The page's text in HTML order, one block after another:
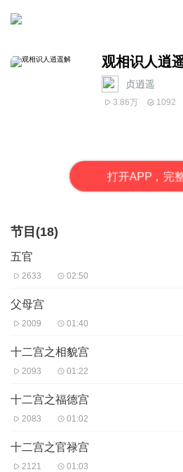
观相识人逍
贞逍遥
3.86万 1092
打开APP，完
节目(18)
五官
2633 02:50
父母宫
2009 01:40
十二宫之相貌宫
2093 01:22
十二宫之福德宫
2083 01:02
十二宫之官禄宫
2121 01:03